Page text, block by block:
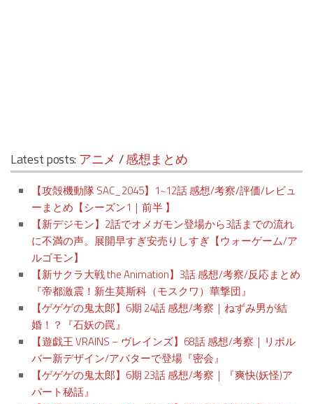
Latest posts: アニメ /感想まとめ
【攻殻機動隊 SAC_2045】1~12話 感想/考察/評価/レビュ
ーまとめ【シーズン1｜前半 】
【新デジモン】2話でオメガモン登場から3話までの流れ
に不満の声。展開早すぎ安売りしすぎ【ウォーゲーム/ア
ルゴモン】
【新サクラ大戦 the Animation】3話 感想/考察/反応まとめ
『帝都激震！新生莫斯科（モスクワ）華撃団』
【ゲゲゲの鬼太郎】6期 24話 感想/考察｜ねずみ男が結
婚！？『石妖の罠』
【遊戯王 VRAINS – ヴレインズ】68話 感想/考察｜リボル
バー新デザイン/アバターで登場『密会』
【ゲゲゲの鬼太郎】6期 23話 感想/考察｜『爽快(妖怪)ア
パート秘話』